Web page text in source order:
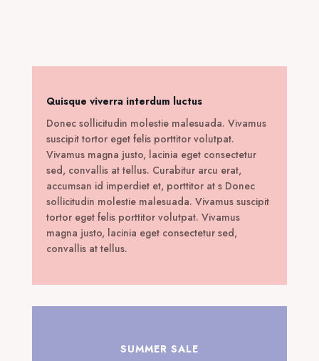
Quisque viverra interdum luctus
Donec sollicitudin molestie malesuada. Vivamus
suscipit tortor eget felis porttitor volutpat.
Vivamus magna justo, lacinia eget consectetur
sed, convallis at tellus. Curabitur arcu erat,
accumsan id imperdiet et, porttitor at s Donec
sollicitudin molestie malesuada. Vivamus suscipit
tortor eget felis porttitor volutpat. Vivamus
magna justo, lacinia eget consectetur sed,
convallis at tellus.
SUMMER SALE